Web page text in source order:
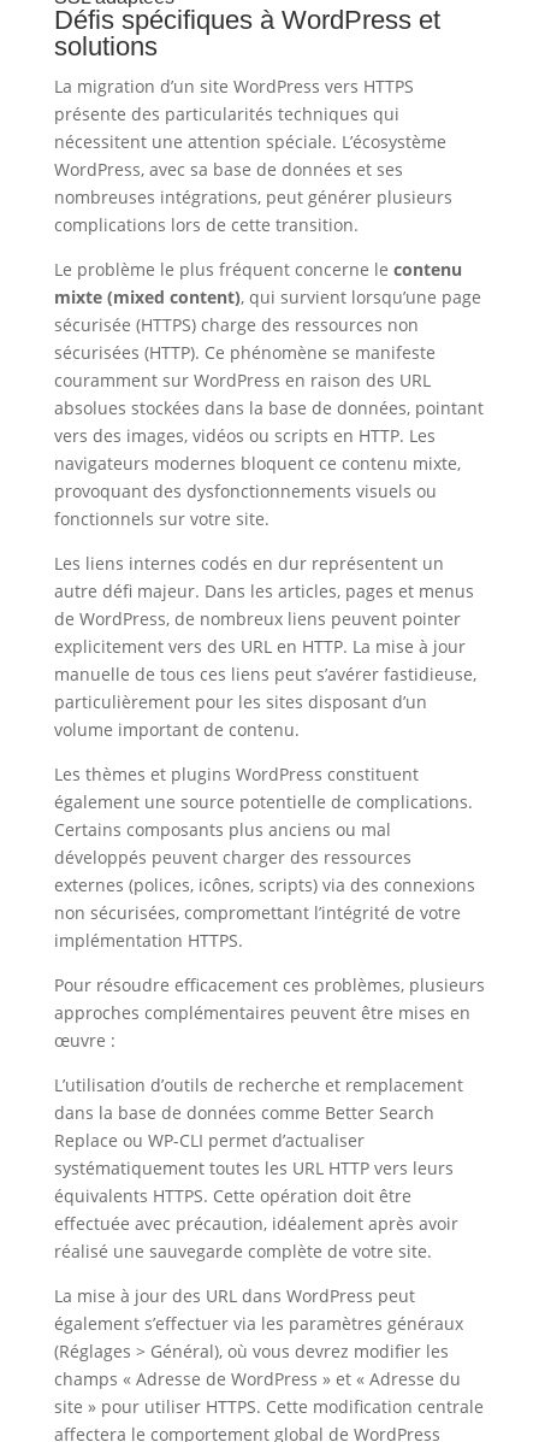
Défis spécifiques à WordPress et
solutions
La migration d’un site WordPress vers HTTPS
présente des particularités techniques qui
nécessitent une attention spéciale. L’écosystème
WordPress, avec sa base de données et ses
nombreuses intégrations, peut générer plusieurs
complications lors de cette transition.
Le problème le plus fréquent concerne le contenu
mixte (mixed content), qui survient lorsqu’une page
sécurisée (HTTPS) charge des ressources non
sécurisées (HTTP). Ce phénomène se manifeste
couramment sur WordPress en raison des URL
absolues stockées dans la base de données, pointant
vers des images, vidéos ou scripts en HTTP. Les
navigateurs modernes bloquent ce contenu mixte,
provoquant des dysfonctionnements visuels ou
fonctionnels sur votre site.
Les liens internes codés en dur représentent un
autre défi majeur. Dans les articles, pages et menus
de WordPress, de nombreux liens peuvent pointer
explicitement vers des URL en HTTP. La mise à jour
manuelle de tous ces liens peut s’avérer fastidieuse,
particulièrement pour les sites disposant d’un
volume important de contenu.
Les thèmes et plugins WordPress constituent
également une source potentielle de complications.
Certains composants plus anciens ou mal
développés peuvent charger des ressources
externes (polices, icônes, scripts) via des connexions
non sécurisées, compromettant l’intégrité de votre
implémentation HTTPS.
Pour résoudre efficacement ces problèmes, plusieurs
approches complémentaires peuvent être mises en
œuvre :
L’utilisation d’outils de recherche et remplacement
dans la base de données comme Better Search
Replace ou WP-CLI permet d’actualiser
systématiquement toutes les URL HTTP vers leurs
équivalents HTTPS. Cette opération doit être
effectuée avec précaution, idéalement après avoir
réalisé une sauvegarde complète de votre site.
La mise à jour des URL dans WordPress peut
également s’effectuer via les paramètres généraux
(Réglages > Général), où vous devrez modifier les
champs « Adresse de WordPress » et « Adresse du
site » pour utiliser HTTPS. Cette modification centrale
affectera le comportement global de WordPress